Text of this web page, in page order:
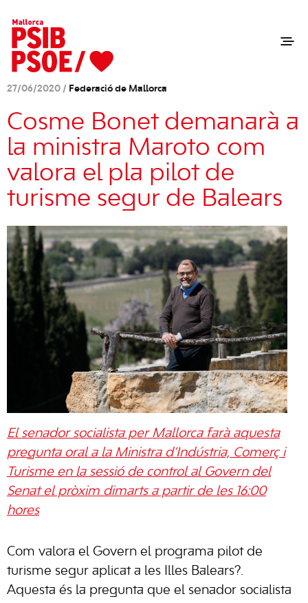
27/06/2020 / Federació de Mallorca
Cosme Bonet demanarà a
la ministra Maroto com
valora el pla pilot de
turisme segur de Balears
El senador socialista per Mallorca farà aquesta
pregunta oral a la Ministra d’Indústria, Comerç i
Turisme en la sessió de control al Govern del
Senat el pròxim dimarts a partir de les 16:00
hores
Com valora el Govern el programa pilot de
turisme segur aplicat a les Illes Balears?.
Aquesta és la pregunta que el senador socialista